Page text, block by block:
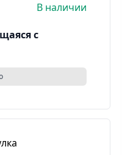
В наличии
с